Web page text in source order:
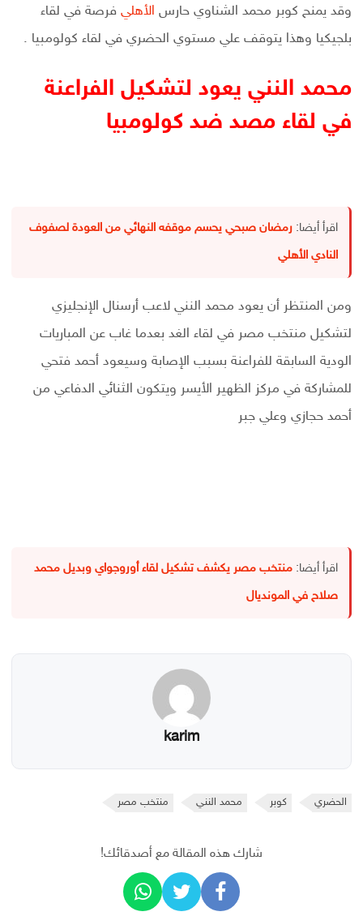
وقد يمنح كوبر محمد الشناوي حارس الأهلي فرصة في لقاء
بلجيكيا وهذا يتوقف علي مستوي الحضري في لقاء كولومبيا .
محمد النني يعود لتشكيل الفراعنة
في لقاء مصد ضد كولومبيا
اقرأ أيضا: رمضان صبحي يحسم موقفه النهائي من العودة لصفوف
النادي الأهلي
ومن المنتظر أن يعود محمد النني لاعب أرسنال الإنجليزي
لتشكيل منتخب مصر في لقاء الغد بعدما غاب عن المباريات
الودية السابقة للفراعنة بسبب الإصابة وسيعود أحمد فتحي
للمشاركة في مركز الظهير الأيسر ويتكون الثنائي الدفاعي من
أحمد حجازي وعلي جبر
اقرأ أيضا: منتخب مصر يكشف تشكيل لقاء أوروجواي وبديل محمد
صلاح في المونديال
karim
الحضري كوبر محمد النني منتخب مصر
شارك هذه المقالة مع أصدقائك!